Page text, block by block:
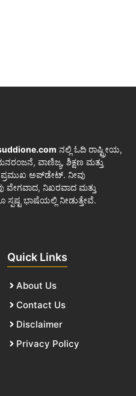
ನಲ್ಲಿ ಓದಿ ರಾಷ್ಟ್ರೀಯ,
ವಾಣಿಜ್ಯ, ಶಿಕ್ಷಣ ಮತ್ತು
ಪ್ರಮುಖ ಅಪ್‌ಡೇಟ್. ನೀವು
ನಿಖರವಾದ ಮತ್ತು
ಸ್ಪಷ್ಟ ಭಾಷೆಯಲ್ಲಿ ನೀಡುತ್ತೇವೆ.
Quick Links
About Us
Contact Us
Disclaimer
Privacy Policy